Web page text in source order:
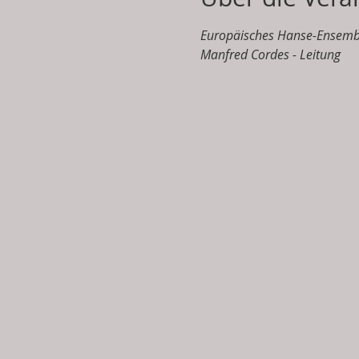
Europäisches Hanse-
Manfred Cordes - Leitung